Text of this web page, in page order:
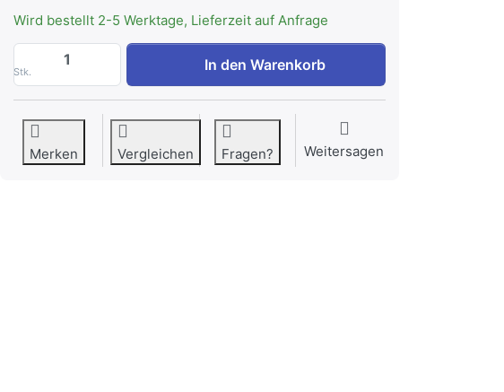
Wird bestellt 2-5 Werktage, Lieferzeit auf Anfrage
Stk.
BRANDT BIL 1770 EB Kühlschrank Einbau zu CHF 953.60,
In den Warenkorb
Merken Vergleichen Fragen? Weitersagen